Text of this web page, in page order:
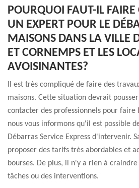
POURQUOI FAUT-IL
UN EXPERT POUR LE
MAISONS DANS LA VILLE
ET CORNEMPS ET LES
AVOISINANTES?
Il est très compliqué de faire des
maisons. Cette situation devrait
contacter des professionnels pour faire
nous vous informons qu'il est possible
Débarras Service Express d'intervenir.
proposer des tarifs très abordables et
bourses. De plus, il n'y a rien à
tâches ou des interventions.